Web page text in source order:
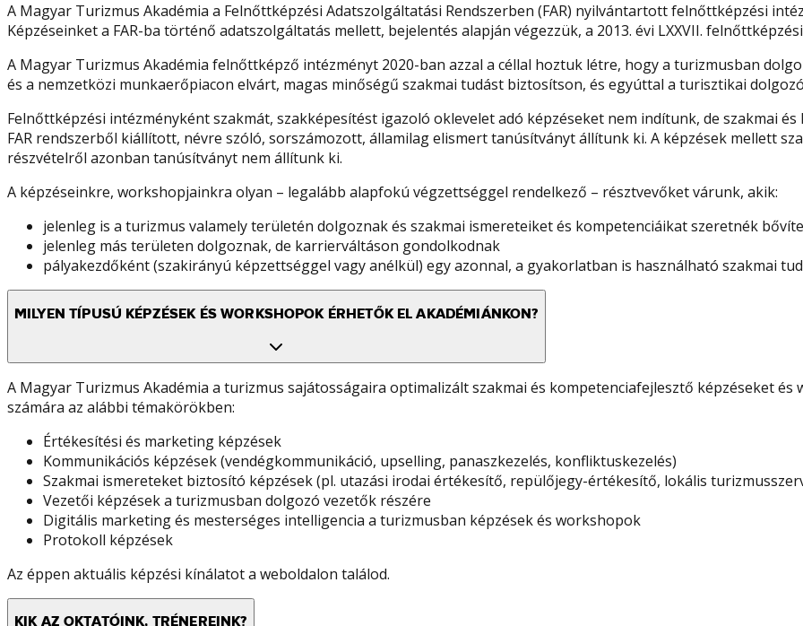
A Magyar Turizmus Akadémia a Felnőttképzési Adatszolgáltatási Rendszerben (FAR) nyilvántartott felnőttképzési
Képzéseinket a FAR-ba történő adatszolgáltatás mellett, bejelentés alapján végezzük, a 2013. évi LXXVII.
A Magyar Turizmus Akadémia felnőttképző intézményt 2020-ban azzal a céllal hoztuk létre, hogy a turizmusban
és a nemzetközi munkaerőpiacon elvárt, magas minőségű szakmai tudást biztosítson, és egyúttal a turisztikai
Felnőttképzési intézményként szakmát, szakképesítést igazoló oklevelet adó képzéseket nem indítunk, de szakmai
FAR rendszerből kiállított, névre szóló, sorszámozott, államilag elismert tanúsítványt állítunk ki. A képzések mellett
részvételről azonban tanúsítványt nem állítunk ki.
A képzéseinkre, workshopjainkra olyan – legalább alapfokú végzettséggel rendelkező – résztvevőket várunk, akik:
jelenleg is a turizmus valamely területén dolgoznak és szakmai ismereteiket és kompetenciáikat szeretnék
jelenleg más területen dolgoznak, de karrierváltáson gondolkodnak
pályakezdőként (szakirányú képzettséggel vagy anélkül) egy azonnal, a gyakorlatban is használható szakmai
MILYEN TÍPUSÚ KÉPZÉSEK ÉS WORKSHOPOK ÉRHETŐK EL AKADÉMIÁNKON?
A Magyar Turizmus Akadémia a turizmus sajátosságaira optimalizált szakmai és kompetenciafejlesztő képzéseket
számára az alábbi témakörökben:
Értékesítési és marketing képzések
Kommunikációs képzések (vendégkommunikáció, upselling, panaszkezelés, konfliktuskezelés)
Szakmai ismereteket biztosító képzések (pl. utazási irodai értékesítő, repülőjegy-értékesítő, lokális
Vezetői képzések a turizmusban dolgozó vezetők részére
Digitális marketing és mesterséges intelligencia a turizmusban képzések és workshopok
Protokoll képzések
Az éppen aktuális képzési kínálatot a weboldalon találod.
KIK AZ OKTATÓINK, TRÉNEREINK?